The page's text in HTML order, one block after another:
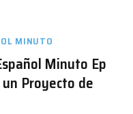
MINUTO
Minuto Ep
Proyecto de